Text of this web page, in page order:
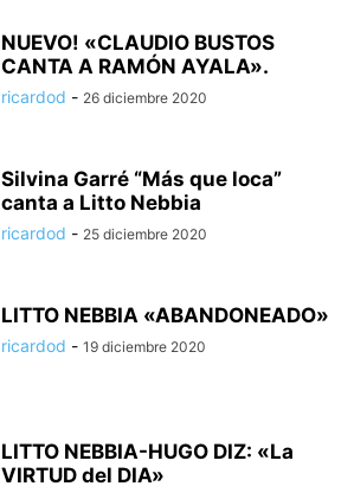
NUEVO! «CLAUDIO BUSTOS
CANTA A RAMÓN AYALA».
ricardod - 26 diciembre 2020
Silvina Garré “Más que loca”
canta a Litto Nebbia
ricardod - 25 diciembre 2020
LITTO NEBBIA «ABANDONEADO»
ricardod - 19 diciembre 2020
LITTO NEBBIA-HUGO DIZ: «La
VIRTUD del DIA»